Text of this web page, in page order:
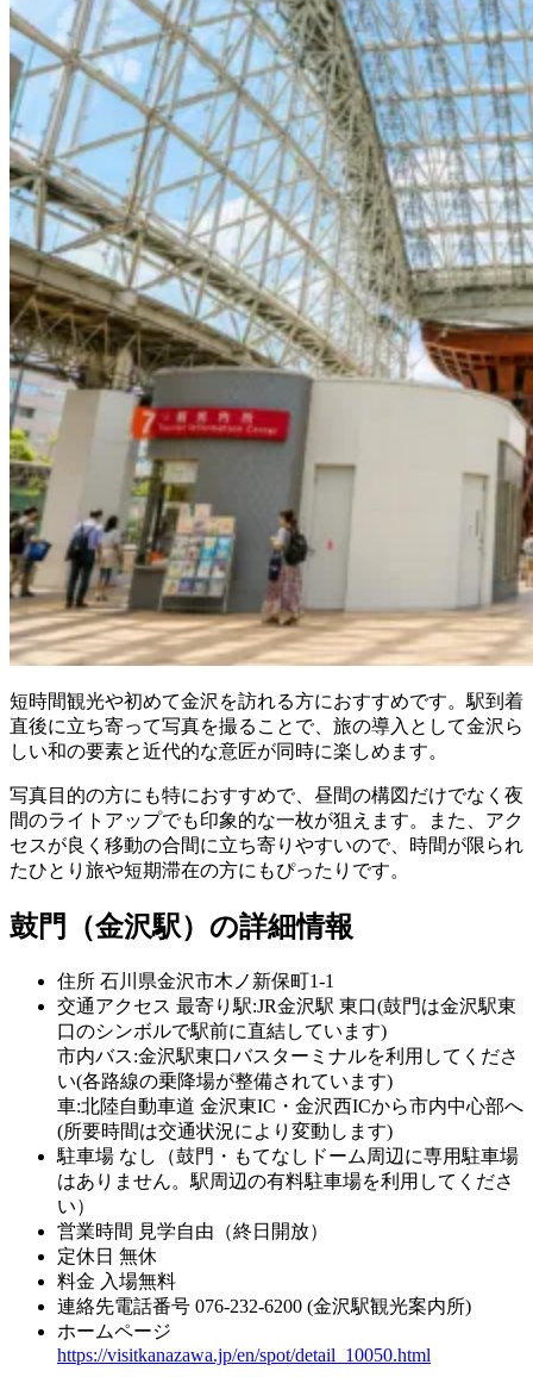
短時間観光や初めて金沢を訪れる方におすすめです。駅到着
直後に立ち寄って写真を撮ることで、旅の導入として金沢ら
しい和の要素と近代的な意匠が同時に楽しめます。
写真目的の方にも特におすすめで、昼間の構図だけでなく夜
間のライトアップでも印象的な一枚が狙えます。また、アク
セスが良く移動の合間に立ち寄りやすいので、時間が限られ
たひとり旅や短期滞在の方にもぴったりです。
鼓門（金沢駅）の詳細情報
住所 石川県金沢市木ノ新保町1-1
交通アクセス 最寄り駅:JR金沢駅 東口(鼓門は金沢駅東
口のシンボルで駅前に直結しています)
市内バス:金沢駅東口バスターミナルを利用してくださ
い(各路線の乗降場が整備されています)
車:北陸自動車道 金沢東IC・金沢西ICから市内中心部へ
(所要時間は交通状況により変動します)
駐車場 なし（鼓門・もてなしドーム周辺に専用駐車場
はありません。駅周辺の有料駐車場を利用してくださ
い）
営業時間 見学自由（終日開放）
定休日 無休
料金 入場無料
連絡先電話番号 076-232-6200 (金沢駅観光案内所)
ホームページ
https://visitkanazawa.jp/en/spot/detail_10050.html